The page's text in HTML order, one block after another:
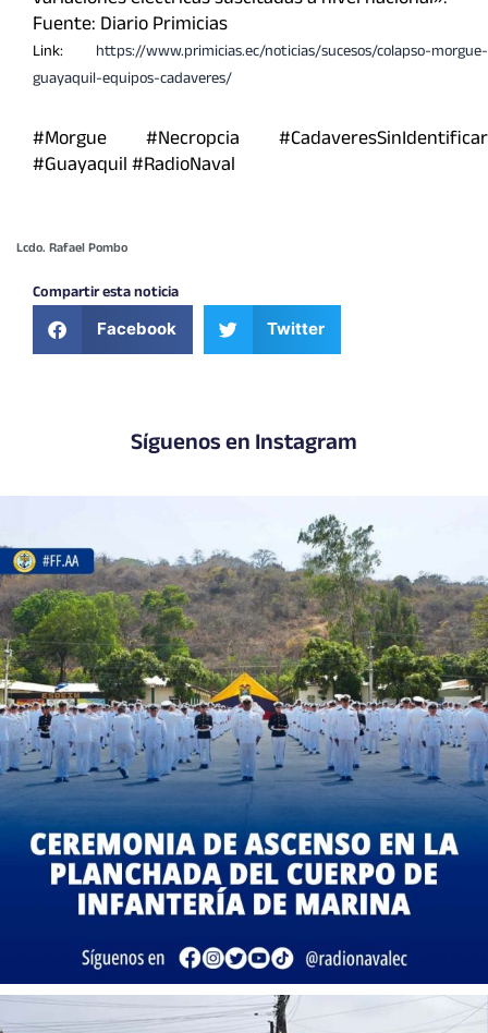
Fuente: Diario Primicias
Link: https://www.primicias.ec/noticias/sucesos/colapso-morgue-
guayaquil-equipos-cadaveres/
#Morgue #Necropcia #CadaveresSinIdentificar
#Guayaquil #RadioNaval
Lcdo. Rafael Pombo
Compartir esta noticia
Facebook Twitter
Síguenos en Instagram